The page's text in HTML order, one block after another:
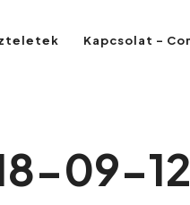
Kapcsolat –
09-12